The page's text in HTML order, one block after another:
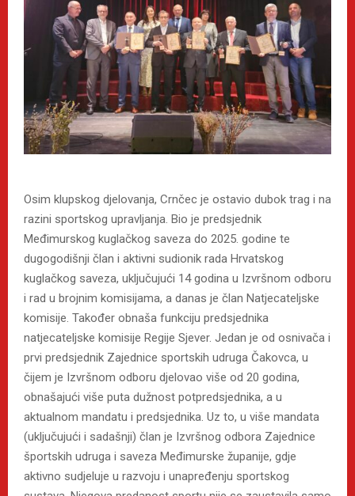
Osim klupskog djelovanja, Crnčec je ostavio dubok trag i na
razini sportskog upravljanja. Bio je predsjednik
Međimurskog kuglačkog saveza do 2025. godine te
dugogodišnji član i aktivni sudionik rada Hrvatskog
kuglačkog saveza, uključujući 14 godina u Izvršnom odboru
i rad u brojnim komisijama, a danas je član Natjecateljske
komisije. Također obnaša funkciju predsjednika
natjecateljske komisije Regije Sjever. Jedan je od osnivača i
prvi predsjednik Zajednice sportskih udruga Čakovca, u
čijem je Izvršnom odboru djelovao više od 20 godina,
obnašajući više puta dužnost potpredsjednika, a u
aktualnom mandatu i predsjednika. Uz to, u više mandata
(uključujući i sadašnji) član je Izvršnog odbora Zajednice
športskih udruga i saveza Međimurske županije, gdje
aktivno sudjeluje u razvoju i unapređenju sportskog